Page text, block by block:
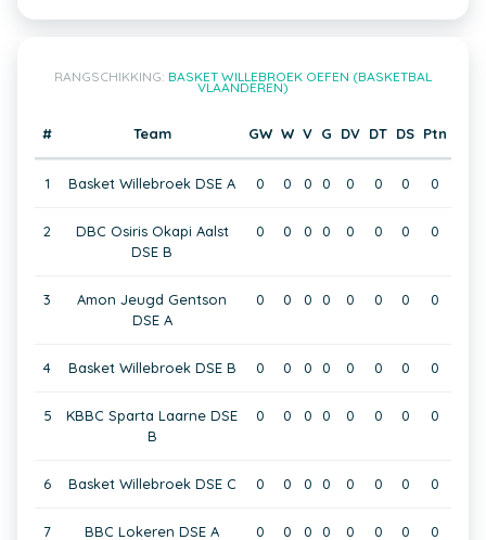
RANGSCHIKKING: BASKET WILLEBROEK OEFEN (BASKETBAL
VLAANDEREN)
# Team GW W V G DV DT DS Ptn
1 Basket Willebroek DSE A 0 0 0 0 0 0 0 0
2
DBC Osiris Okapi Aalst
DSE B
0 0 0 0 0 0 0 0
3
Amon Jeugd Gentson
DSE A
0 0 0 0 0 0 0 0
4 Basket Willebroek DSE B 0 0 0 0 0 0 0 0
5
KBBC Sparta Laarne DSE
B
0 0 0 0 0 0 0 0
6 Basket Willebroek DSE C 0 0 0 0 0 0 0 0
7 BBC Lokeren DSE A 0 0 0 0 0 0 0 0